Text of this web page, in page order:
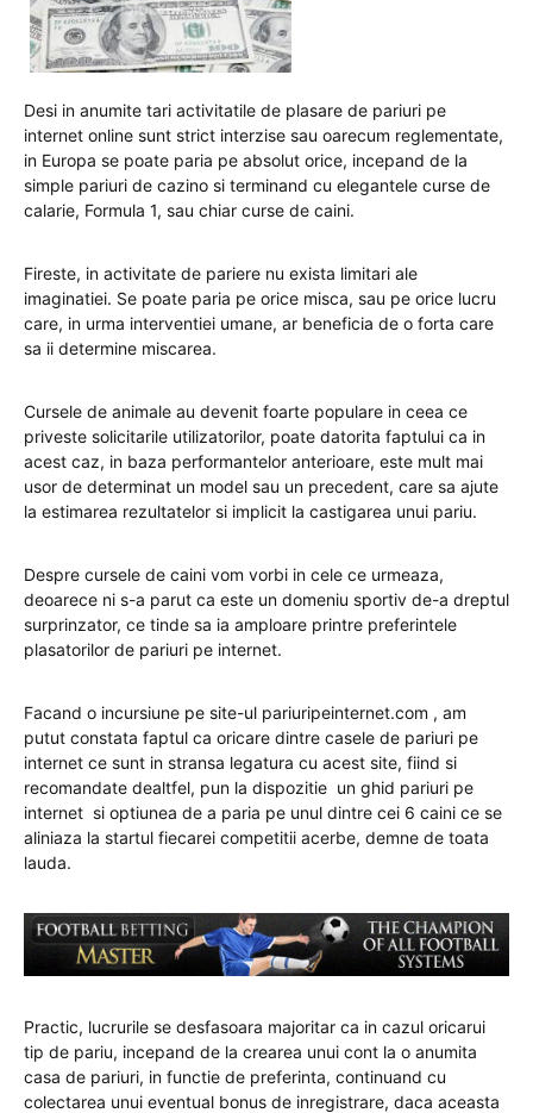
Desi in anumite tari activitatile de plasare de pariuri pe
internet online sunt strict interzise sau oarecum reglementate,
in Europa se poate paria pe absolut orice, incepand de la
simple pariuri de cazino si terminand cu elegantele curse de
calarie, Formula 1, sau chiar curse de caini.
Fireste, in activitate de pariere nu exista limitari ale
imaginatiei. Se poate paria pe orice misca, sau pe orice lucru
care, in urma interventiei umane, ar beneficia de o forta care
sa ii determine miscarea.
Cursele de animale au devenit foarte populare in ceea ce
priveste solicitarile utilizatorilor, poate datorita faptului ca in
acest caz, in baza performantelor anterioare, este mult mai
usor de determinat un model sau un precedent, care sa ajute
la estimarea rezultatelor si implicit la castigarea unui pariu.
Despre cursele de caini vom vorbi in cele ce urmeaza,
deoarece ni s-a parut ca este un domeniu sportiv de-a dreptul
surprinzator, ce tinde sa ia amploare printre preferintele
plasatorilor de pariuri pe internet.
Facand o incursiune pe site-ul pariuripeinternet.com , am
putut constata faptul ca oricare dintre casele de pariuri pe
internet ce sunt in stransa legatura cu acest site, fiind si
recomandate dealtfel, pun la dispozitie un ghid pariuri pe
internet si optiunea de a paria pe unul dintre cei 6 caini ce se
aliniaza la startul fiecarei competitii acerbe, demne de toata
lauda.
Practic, lucrurile se desfasoara majoritar ca in cazul oricarui
tip de pariu, incepand de la crearea unui cont la o anumita
casa de pariuri, in functie de preferinta, continuand cu
colectarea unui eventual bonus de inregistrare, daca aceasta